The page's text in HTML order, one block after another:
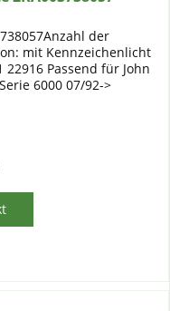
der
mit Kennzeichenlicht
Passend für John
6000 07/92->